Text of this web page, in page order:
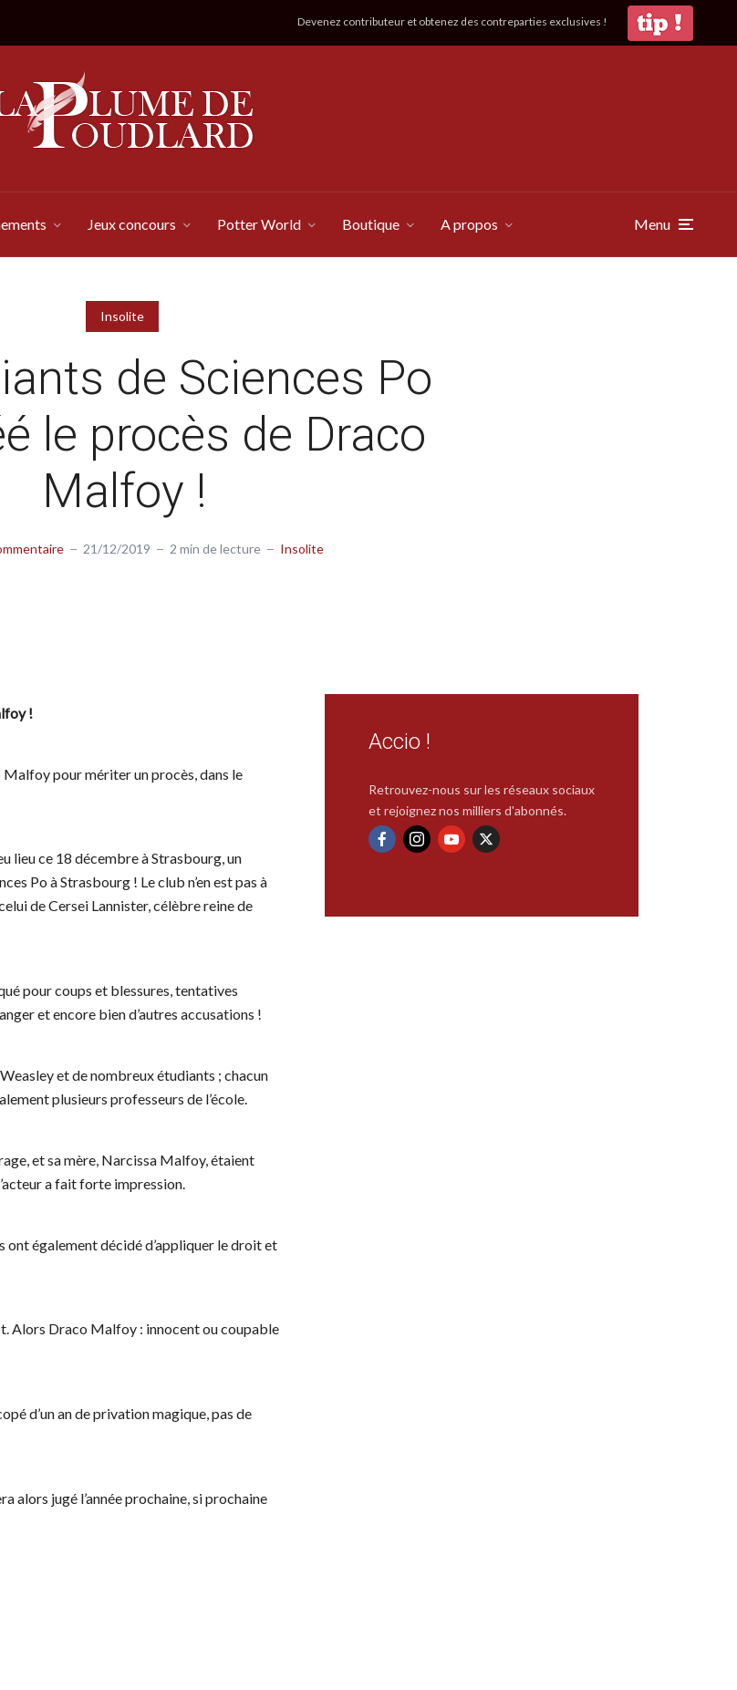
Devenez contributeur et obtenez des contreparties exclusives !
Jeux concours Potter World Boutique A propos Menu
Insolite
de Sciences Po
le procès de Draco
Malfoy !
21/12/2019 2 min de lecture Insolite
!
Malfoy pour mériter un procès, dans le
lieu ce 18 décembre à Strasbourg, un
Po à Strasbourg ! Le club n’en est pas à
de Cersei Lannister, célèbre reine de
pour coups et blessures, tentatives
et encore bien d’autres accusations !
et de nombreux étudiants ; chacun
plusieurs professeurs de l’école.
et sa mère, Narcissa Malfoy, étaient
a fait forte impression.
ont également décidé d’appliquer le droit et
Alors Draco Malfoy : innocent ou coupable
d’un an de privation magique, pas de
alors jugé l’année prochaine, si prochaine
Accio !
Retrouvez-nous sur les réseaux sociaux
et rejoignez nos milliers d'abonnés.